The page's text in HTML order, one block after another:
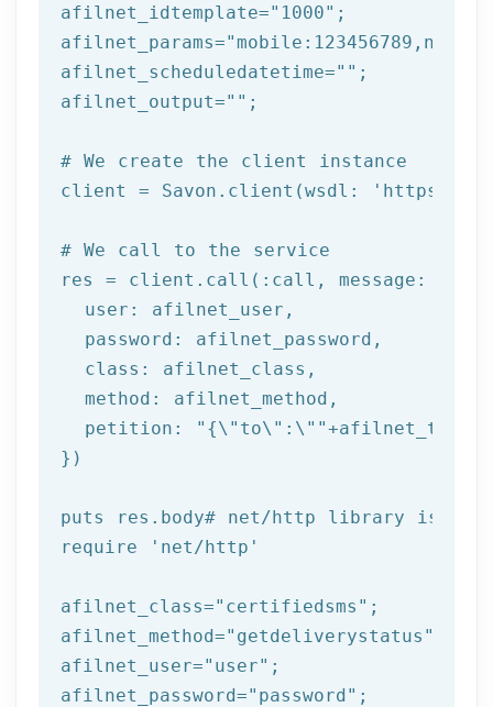
afilnet_idtemplate="1000" ;
afilnet_params=
afilnet_scheduledatetime="" ;
afilnet_output="" ;
# We create the client instance
client = Savon.client(wsdl:
'https://
# We call to the service
res = client.call(:call, message: {
  user: afilnet_user,
  password: afilnet_password,
class : afilnet_class,
  method: afilnet_method,
  petition:
"{\"to\":\""+afilnet_to+
})
puts res.body# net/http library is
require
'net/http'
afilnet_class="certifiedsms" ;
afilnet_method="getdeliverystatus"
afilnet_user="user" ;
afilnet_password="password" ;